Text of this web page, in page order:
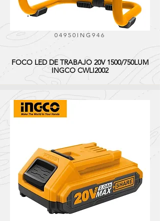
04950ING946
FOCO LED DE TRABAJO 20V 1500/750LUM
INGCO CWLI2002